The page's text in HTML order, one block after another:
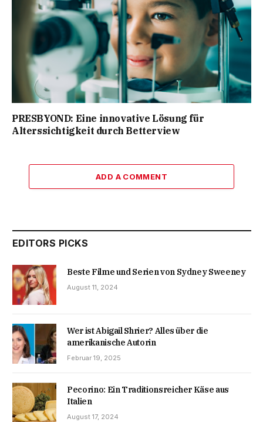
PRESBYOND: Eine innovative Lösung für
Alterssichtigkeit durch Betterview
ADD A COMMENT
EDITORS PICKS
Beste Filme und Serien von Sydney Sweeney
August 11, 2024
Wer ist Abigail Shrier? Alles über die
amerikanische Autorin
Februar 19, 2025
Pecorino: Ein Traditionsreicher Käse aus
Italien
August 17, 2024